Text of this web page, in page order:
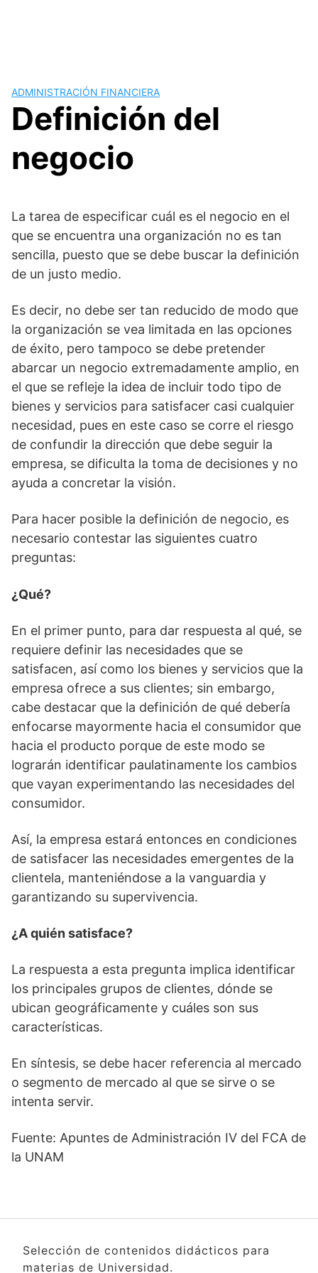
ADMINISTRACIÓN FINANCIERA
Definición del
negocio
La tarea de especificar cuál es el negocio en el
que se encuentra una organización no es tan
sencilla, puesto que se debe buscar la definición
de un justo medio.
Es decir, no debe ser tan reducido de modo que
la organización se vea limitada en las opciones
de éxito, pero tampoco se debe pretender
abarcar un negocio extremadamente amplio, en
el que se refleje la idea de incluir todo tipo de
bienes y servicios para satisfacer casi cualquier
necesidad, pues en este caso se corre el riesgo
de confundir la dirección que debe seguir la
empresa, se dificulta la toma de decisiones y no
ayuda a concretar la visión.
Para hacer posible la definición de negocio, es
necesario contestar las siguientes cuatro
preguntas:
¿Qué?
En el primer punto, para dar respuesta al qué, se
requiere definir las necesidades que se
satisfacen, así como los bienes y servicios que la
empresa ofrece a sus clientes; sin embargo,
cabe destacar que la definición de qué debería
enfocarse mayormente hacia el consumidor que
hacia el producto porque de este modo se
lograrán identificar paulatinamente los cambios
que vayan experimentando las necesidades del
consumidor.
Así, la empresa estará entonces en condiciones
de satisfacer las necesidades emergentes de la
clientela, manteniéndose a la vanguardia y
garantizando su supervivencia.
¿A quién satisface?
La respuesta a esta pregunta implica identificar
los principales grupos de clientes, dónde se
ubican geográficamente y cuáles son sus
características.
En síntesis, se debe hacer referencia al mercado
o segmento de mercado al que se sirve o se
intenta servir.
Fuente: Apuntes de Administración IV del FCA de
la UNAM
Selección de contenidos didácticos para
materias de Universidad.